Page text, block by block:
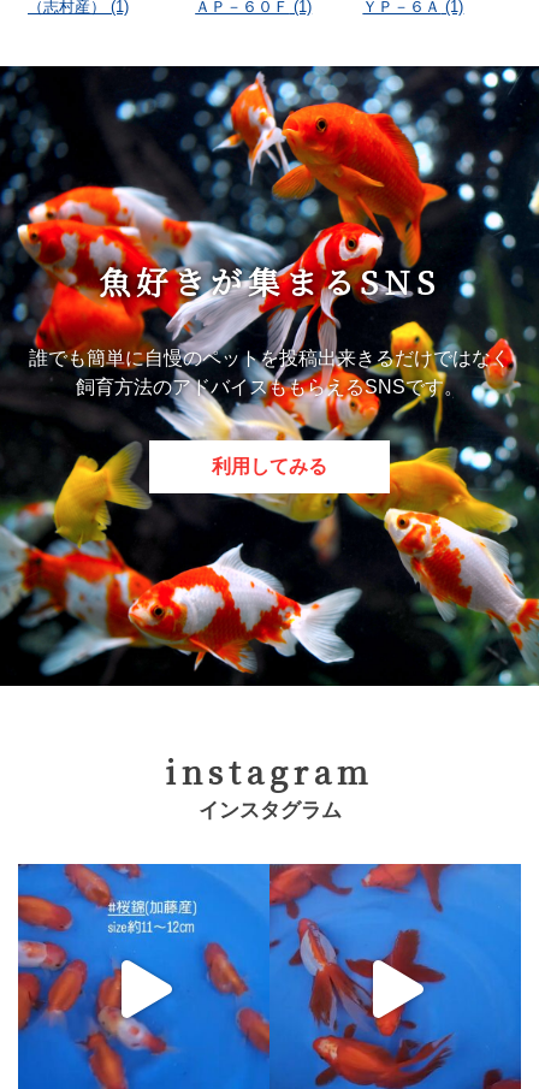
（志村産） (1) ＡＰ－６０Ｆ (1) ＹＰ－６Ａ (1)
魚好きが集まるSNS
誰でも簡単に自慢のペットを投稿出来きるだけではなく
飼育方法のアドバイスももらえるSNSです。
利用してみる
instagram
インスタグラム